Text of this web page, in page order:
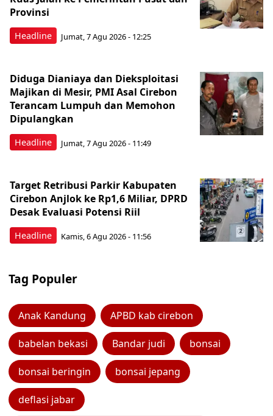
Headline
Provinsi
Jumat, 7 Agu 2026 - 12:25
Headline
Diduga Dianiaya dan Dieksploitasi
Majikan di Mesir, PMI Asal Cirebon
Terancam Lumpuh dan Memohon
Dipulangkan
Jumat, 7 Agu 2026 - 11:49
Headline
Target Retribusi Parkir Kabupaten
Cirebon Anjlok ke Rp1,6 Miliar, DPRD
Desak Evaluasi Potensi Riil
Kamis, 6 Agu 2026 - 11:56
Tag Populer
Anak Kandung APBD kab cirebon
babelan bekasi Bandar judi bonsai
bonsai beringin bonsai jepang
deflasi jabar